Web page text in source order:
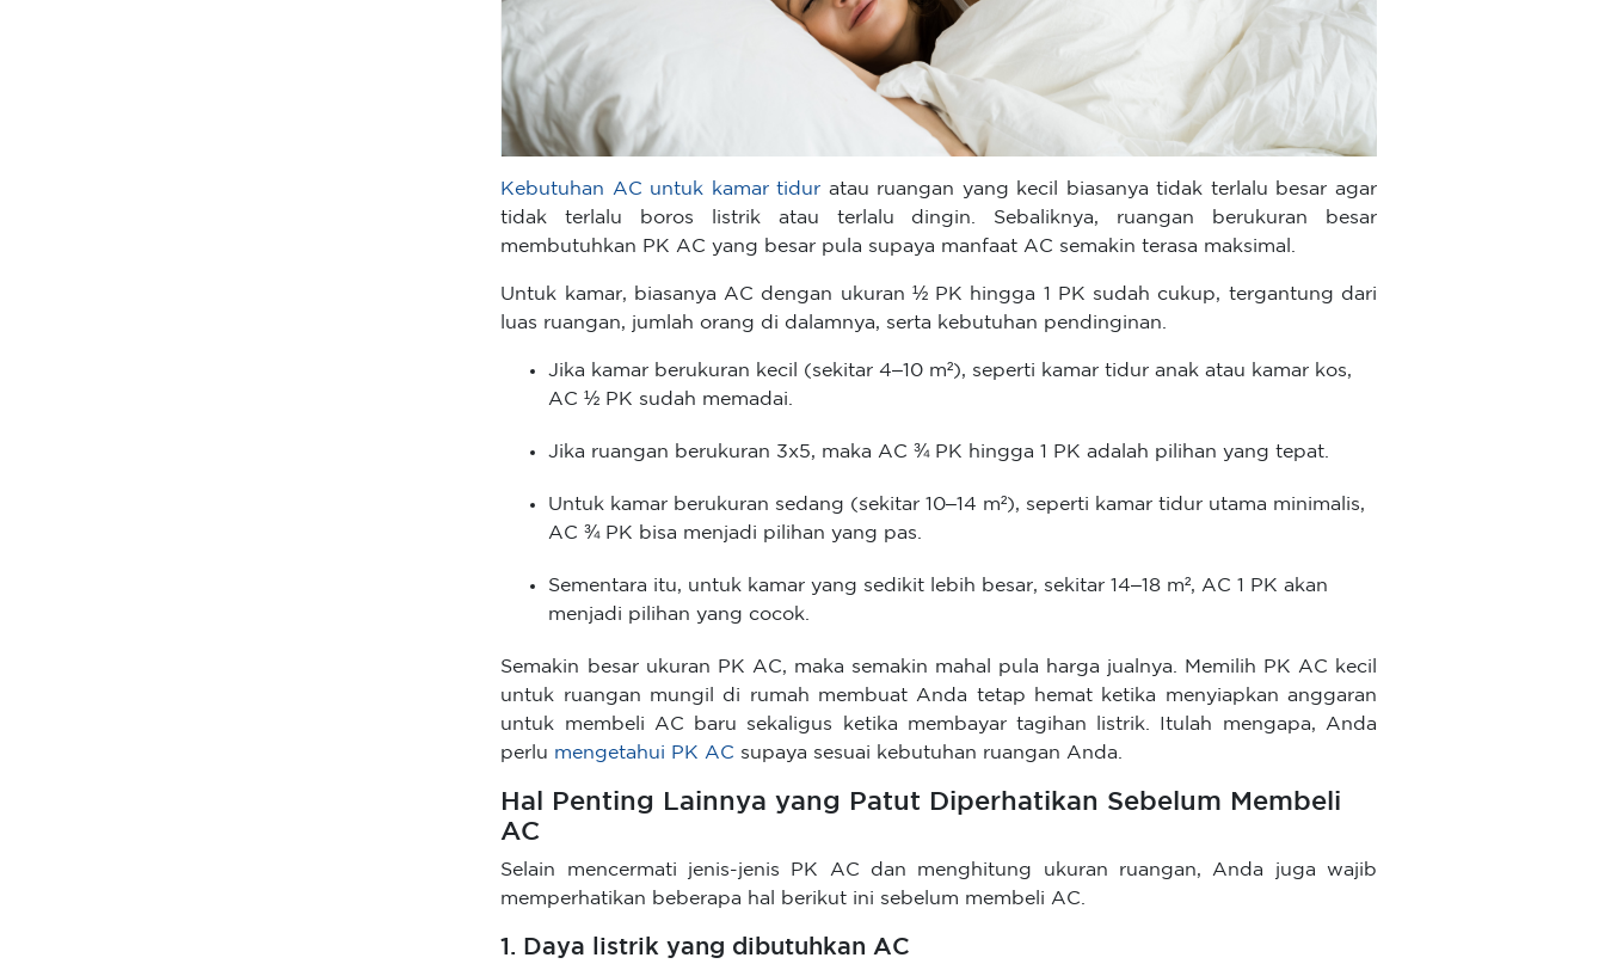
Kebutuhan AC untuk kamar tidur atau ruangan yang kecil biasanya tidak terlalu besar agar
tidak terlalu boros listrik atau terlalu dingin. Sebaliknya, ruangan berukuran besar
membutuhkan PK AC yang besar pula supaya manfaat AC semakin terasa maksimal.
Untuk kamar, biasanya AC dengan ukuran ½ PK hingga 1 PK sudah cukup, tergantung dari
luas ruangan, jumlah orang di dalamnya, serta kebutuhan pendinginan.
Jika kamar berukuran kecil (sekitar 4–10 m²), seperti kamar tidur anak atau kamar kos,
AC ½ PK sudah memadai.
Jika ruangan berukuran 3x5, maka AC ¾ PK hingga 1 PK adalah pilihan yang tepat.
Untuk kamar berukuran sedang (sekitar 10–14 m²), seperti kamar tidur utama minimalis,
AC ¾ PK bisa menjadi pilihan yang pas.
Sementara itu, untuk kamar yang sedikit lebih besar, sekitar 14–18 m², AC 1 PK akan
menjadi pilihan yang cocok.
Semakin besar ukuran PK AC, maka semakin mahal pula harga jualnya. Memilih PK AC kecil
untuk ruangan mungil di rumah membuat Anda tetap hemat ketika menyiapkan anggaran
untuk membeli AC baru sekaligus ketika membayar tagihan listrik. Itulah mengapa, Anda
perlu mengetahui PK AC supaya sesuai kebutuhan ruangan Anda.
Hal Penting Lainnya yang Patut Diperhatikan Sebelum Membeli
AC
Selain mencermati jenis-jenis PK AC dan menghitung ukuran ruangan, Anda juga wajib
memperhatikan beberapa hal berikut ini sebelum membeli AC.
1. Daya listrik yang dibutuhkan AC